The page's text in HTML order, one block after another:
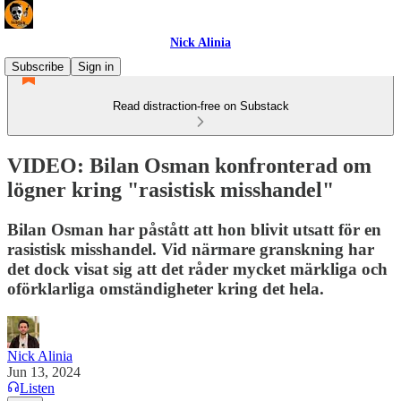
Nick Alinia
Subscribe
Sign in
Read distraction-free on Substack
VIDEO: Bilan Osman konfronterad om
lögner kring "rasistisk misshandel"
Bilan Osman har påstått att hon blivit utsatt för en
rasistisk misshandel. Vid närmare granskning har
det dock visat sig att det råder mycket märkliga och
oförklarliga omständigheter kring det hela.
Nick Alinia
Jun 13, 2024
Listen